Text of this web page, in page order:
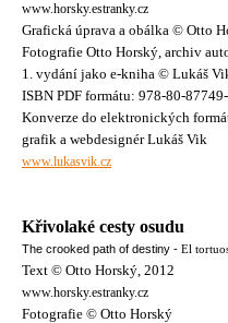
www.horsky.estranky.cz
Grafická úprava a obálka © Otto
Fotografie Otto Horský, archiv
1. vydání jako e-kniha © Lukáš
ISBN PDF formátu: 978-80-
Konverze do elektronických
grafik a webdesignér Lukáš Vik
www.lukasvik.cz
Křivolaké cesty osudu
The crooked path of destiny - El
Text © Otto Horský, 2012
www.horsky.estranky.cz
Fotografie © Otto Horský